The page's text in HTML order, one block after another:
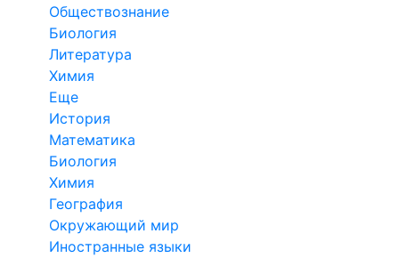
Обществознание
Биология
Литература
Химия
Еще
История
Математика
Биология
Химия
География
Окружающий мир
Иностранные языки